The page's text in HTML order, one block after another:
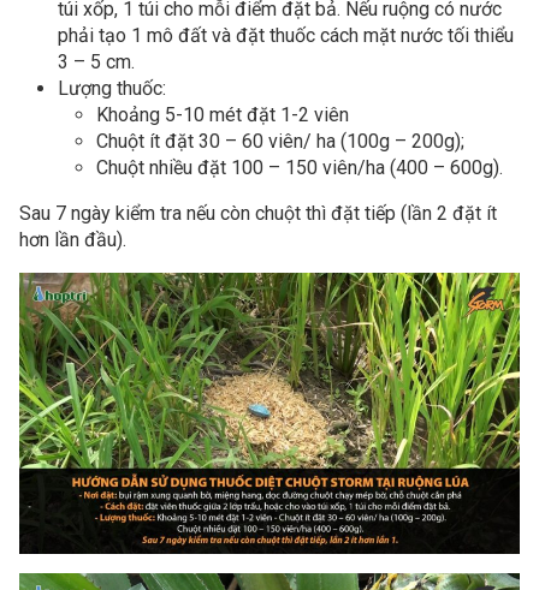
túi xốp, 1 túi cho mỗi điểm đặt bả. Nếu ruộng có nước
phải tạo 1 mô đất và đặt thuốc cách mặt nước tối thiểu
3 – 5 cm.
Lượng thuốc:
Khoảng 5-10 mét đặt 1-2 viên
Chuột ít đặt 30 – 60 viên/ ha (100g – 200g);
Chuột nhiều đặt 100 – 150 viên/ha (400 – 600g).
Sau 7 ngày kiểm tra nếu còn chuột thì đặt tiếp (lần 2 đặt ít
hơn lần đầu).